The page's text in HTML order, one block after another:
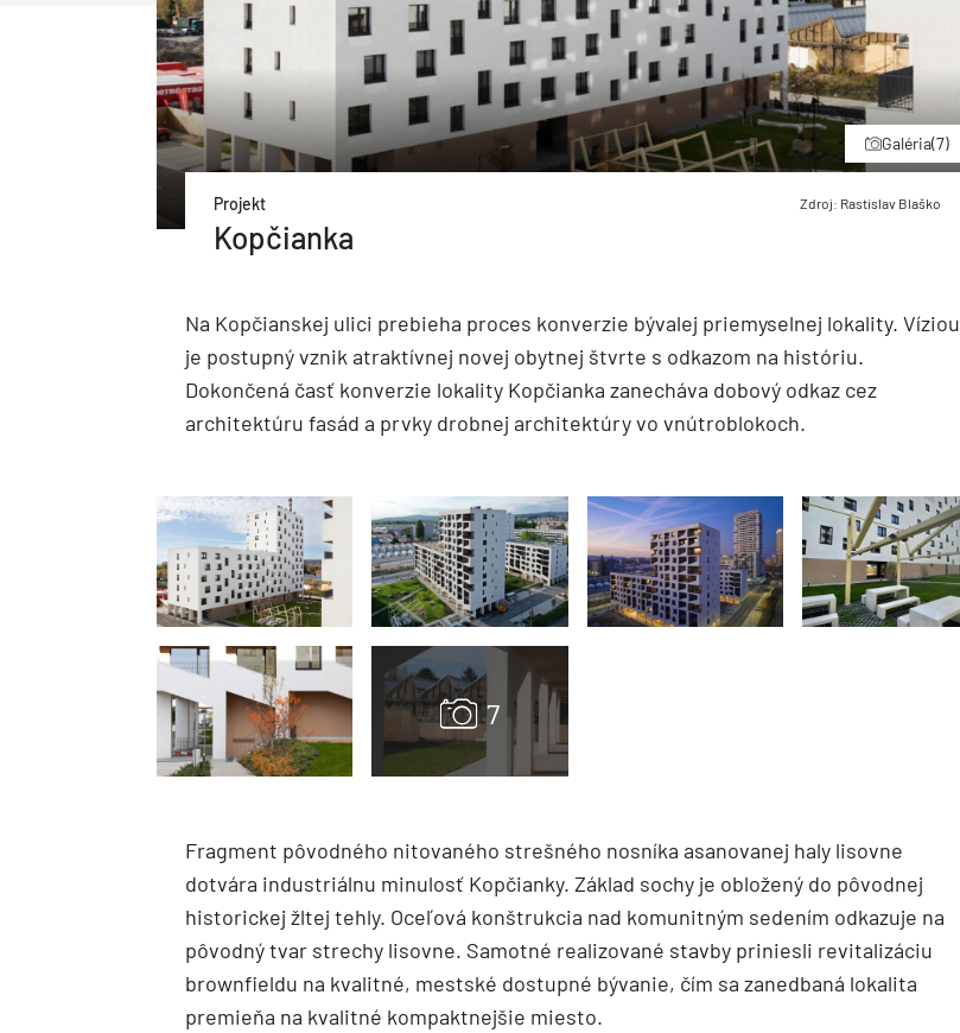
Galéria(7)
Projekt Zdroj: Rastislav Blaško
Kopčianka
Na Kopčianskej ulici prebieha proces konverzie bývalej priemyselnej lokality. Víziou
je postupný vznik atraktívnej novej obytnej štvrte s odkazom na históriu.
Dokončená časť konverzie lokality Kopčianka zanecháva dobový odkaz cez
architektúru fasád a prvky drobnej architektúry vo vnútroblokoch.
Fragment pôvodného nitovaného strešného nosníka asanovanej haly lisovne
dotvára industriálnu minulosť Kopčianky. Základ sochy je obložený do pôvodnej
historickej žltej tehly. Oceľová konštrukcia nad komunitným sedením odkazuje na
pôvodný tvar strechy lisovne. Samotné realizované stavby priniesli revitalizáciu
brownfieldu na kvalitné, mestské dostupné bývanie, čím sa zanedbaná lokalita
premieňa na kvalitné kompaktnejšie miesto.